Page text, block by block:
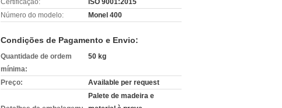
Certificação:
ISO 9001:2015
Número do modelo:
Monel 400
Condições de Pagamento e Envio:
Quantidade de ordem
mínima:
50 kg
Preço: Available per request
Palete de madeira e